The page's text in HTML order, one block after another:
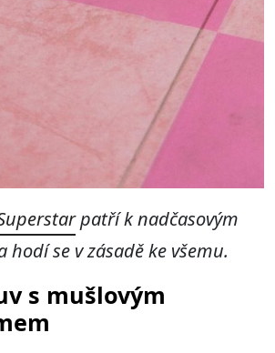
patří k nadčasovým
hodí se v zásadě ke všemu.
s mušlovým